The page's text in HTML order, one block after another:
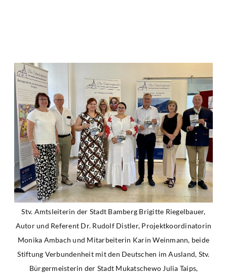
Stv. Amtsleiterin der Stadt Bamberg Brigitte Riegelbauer,
Autor und Referent Dr. Rudolf Distler, Projektkoordinatorin
Monika Ambach und Mitarbeiterin Karin Weinmann, beide
Stiftung Verbundenheit mit den Deutschen im Ausland, Stv.
Bürgermeisterin der Stadt Mukatschewo Julia Taips,